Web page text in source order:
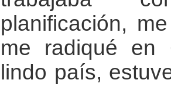
planificación,
me radiqué en
lindo país,